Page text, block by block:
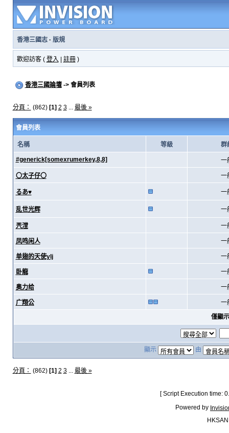
香港三國志· 版規
歡迎訪客 ( 登入 註冊)
香港三國論壇-> 會員列表
分頁： (862) [1] 2 3... 最後 »
會員列表
名稱 等級 群
#generick[somexrumerkey,8,8] 一
〇太子仔〇 一
るあ♥ 一
乱世光辉 一
兲漟 一
凤鸣闲人 一
单翅的天使ylj 一
卧龍 一
奥力给 一
广翔公
一
僅顯
顯示 由
分頁： (862) [1] 2 3... 最後 »
[ Script Execution time:
Powered by